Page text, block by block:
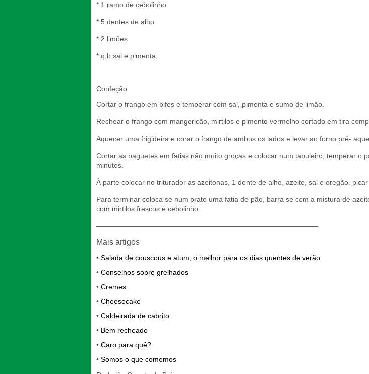
* 1 ramo de cebolinho
* 5 dentes de alho
* 2 limões
* q.b sal e pimenta
Confeção:
Cortar o frango em bifes e temperar com sal, pimenta e sumo de limão.
Rechear o frango com mangericão, mirtilos e pimento vermelho cortado em tira
Aquecer uma frigideira e corar o frango de ambos os lados e levar ao forno pré-
Cortar as baguetes em fatias não muito groças e colocar num tabuleiro, temperar o
minutos.
À parte colocar no triturador as azeitonas, 1 dente de alho, azeite, sal e oregão.
Para terminar coloca se num prato uma fatia de pão, barra se com a mistura de
com mirtilos frescos e cebolinho.
———————————————————————————————–
Mais artigos
• Salada de couscous e atum, o melhor para os dias quentes de verão
• Conselhos sobre grelhados
• Cremes
• Cheesecake
• Caldeirada de cabrito
• Bem recheado
• Caro para quê?
• Somos o que comemos